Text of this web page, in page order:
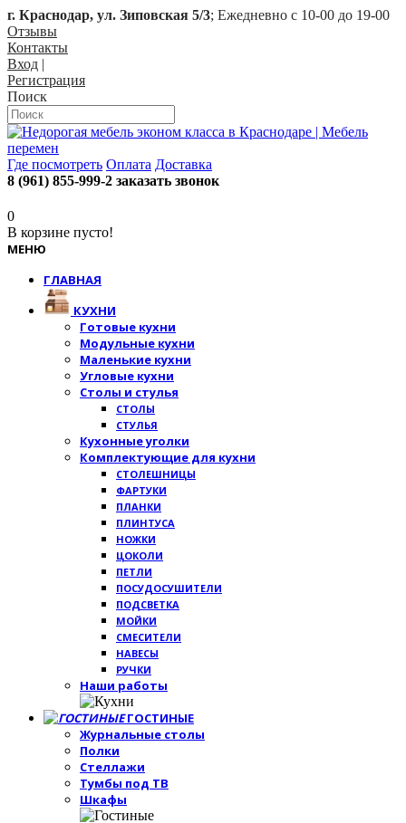
г. Краснодар, ул. Зиповская 5/3; Ежедневно с 10-00 до 19-00
Отзывы
Контакты
Вход |
Регистрация
Поиск
Где посмотреть Оплата Доставка
8 (961) 855-999-2 заказать звонок
0
В корзине пусто!
МЕНЮ
ГЛАВНАЯ
КУХНИ
Готовые кухни
Модульные кухни
Маленькие кухни
Угловые кухни
Столы и стулья
СТОЛЫ
СТУЛЬЯ
Кухонные уголки
Комплектующие для кухни
СТОЛЕШНИЦЫ
ФАРТУКИ
ПЛАНКИ
ПЛИНТУСА
НОЖКИ
ЦОКОЛИ
ПЕТЛИ
ПОСУДОСУШИТЕЛИ
ПОДСВЕТКА
МОЙКИ
СМЕСИТЕЛИ
НАВЕСЫ
РУЧКИ
Наши работы
ГОСТИНЫЕ
Журнальные столы
Полки
Стеллажи
Тумбы под ТВ
Шкафы